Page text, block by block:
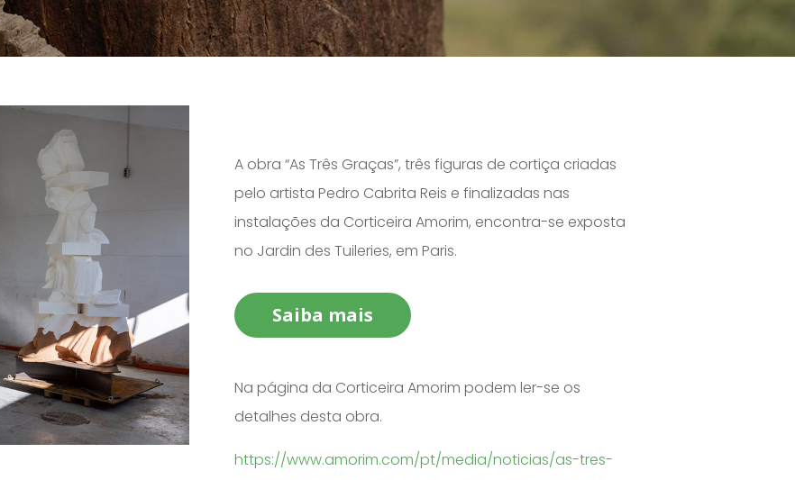
A obra “As Três Graças”, três figuras de cortiça criadas
pelo artista Pedro Cabrita Reis e finalizadas nas
instalações da Corticeira Amorim, encontra-se exposta
no Jardin des Tuileries, em Paris.
Saiba mais
Na página da Corticeira Amorim podem ler-se os
detalhes desta obra.
https://www.amorim.com/pt/media/noticias/as-tres-